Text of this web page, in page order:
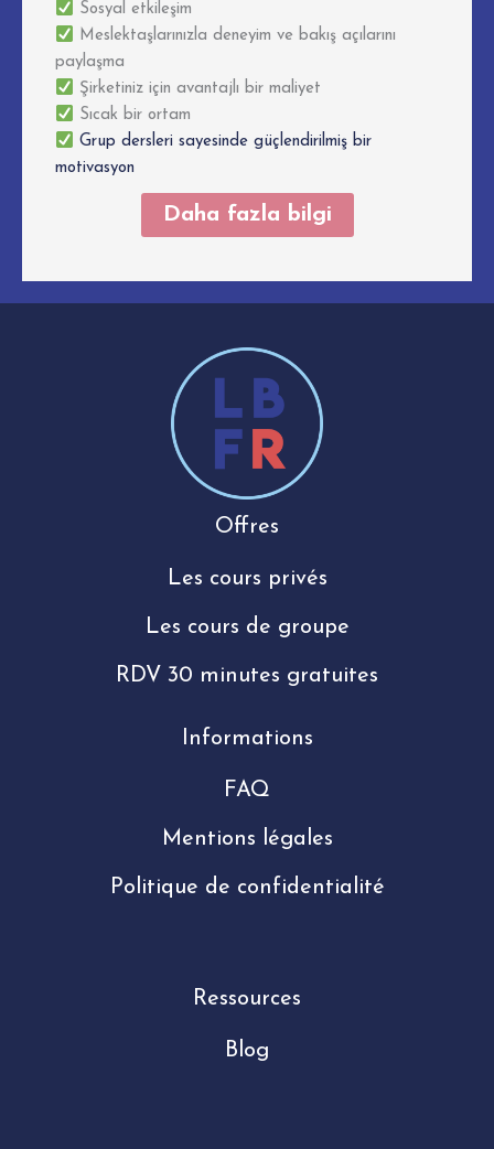
Sosyal etkileşim
Meslektaşlarınızla deneyim ve bakış açılarını
paylaşma
Şirketiniz için avantajlı bir maliyet
Sıcak bir ortam
Grup dersleri sayesinde güçlendirilmiş bir
motivasyon
Daha fazla bilgi
Offres
Les cours privés
Les cours de groupe
RDV 30 minutes gratuites
Informations
FAQ
Mentions légales
Politique de confidentialité
Ressources
Blog